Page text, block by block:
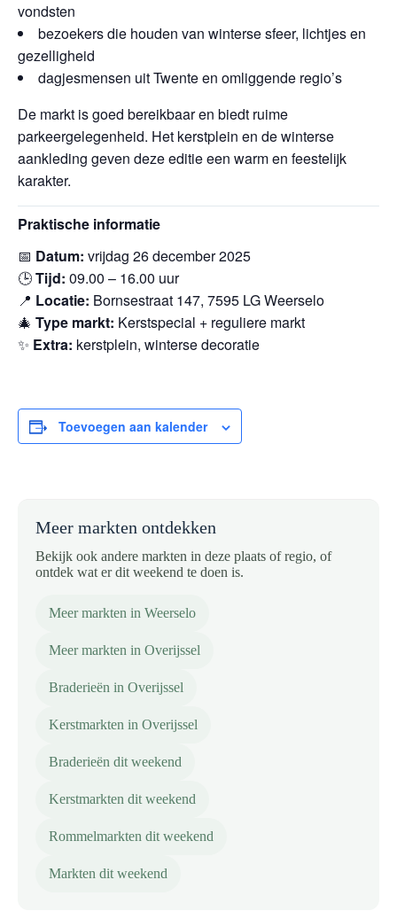
vondsten
bezoekers die houden van winterse sfeer, lichtjes en
gezelligheid
dagjesmensen uit Twente en omliggende regio’s
De markt is goed bereikbaar en biedt ruime
parkeergelegenheid. Het kerstplein en de winterse
aankleding geven deze editie een warm en feestelijk
karakter.
Praktische informatie
📅 Datum: vrijdag 26 december 2025
🕒Tijd: 09.00 – 16.00 uur
📍 Locatie: Bornsestraat 147, 7595 LG Weerselo
🎄 Type markt: Kerstspecial + reguliere markt
✨ Extra: kerstplein, winterse decoratie
Toevoegen aan kalender
Meer markten ontdekken
Bekijk ook andere markten in deze plaats of regio, of
ontdek wat er dit weekend te doen is.
Meer markten in Weerselo
Meer markten in Overijssel
Braderieën in Overijssel
Kerstmarkten in Overijssel
Braderieën dit weekend
Kerstmarkten dit weekend
Rommelmarkten dit weekend
Markten dit weekend